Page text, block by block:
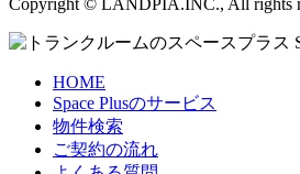
HOME
Space Plusのサービス
物件検索
ご契約の流れ